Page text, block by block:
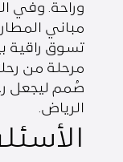
مباني
تسوق راقية
مرحلة من
صُمم ليجعل
الرياض.